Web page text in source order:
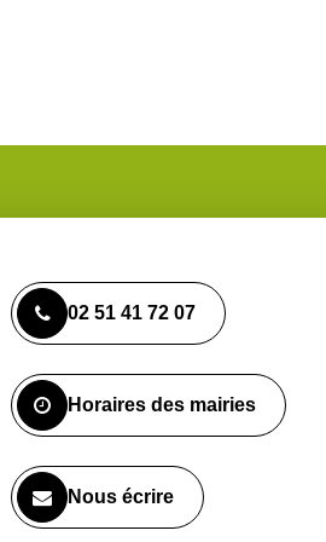
02 51 41 72 07
Horaires des mairies
Nous écrire